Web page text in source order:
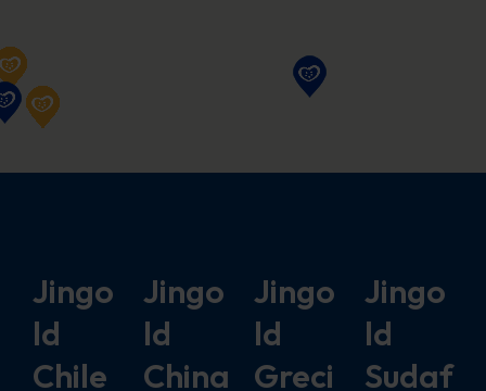
Jingo
ld
Chile
Jingo
ld
China
Jingo
ld
Greci
Jingo
ld
Sudaf